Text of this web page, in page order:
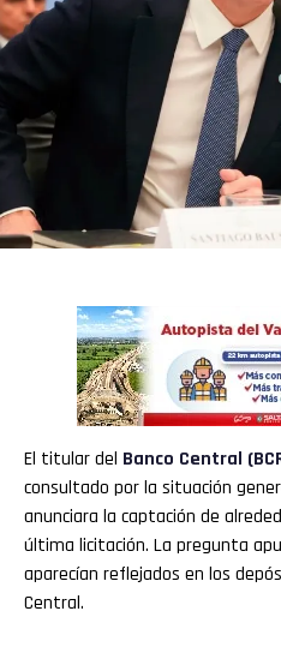
El titular del Banco Central
consultado por la situación
anunciara la captación de
última licitación. La pregunta
aparecían reflejados en los
Central.